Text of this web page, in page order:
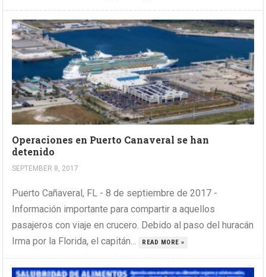
Operaciones en Puerto Canaveral se han
detenido
SEPTEMBER 8, 2017
Puerto Cañaveral, FL - 8 de septiembre de 2017 -
Información importante para compartir a aquellos
pasajeros con viaje en crucero. Debido al paso del huracán
Irma por la Florida, el capitán...
READ MORE »